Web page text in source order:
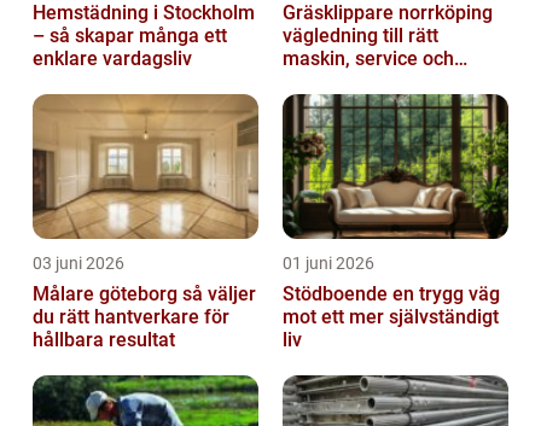
Hemstädning i Stockholm
– så skapar många ett
enklare vardagsliv
Gräsklippare norrköping
vägledning till rätt
maskin, service och
03 juni 2026
Målare göteborg så väljer
du rätt hantverkare för
hållbara resultat
01 juni 2026
Stödboende en trygg väg
mot ett mer självständigt
liv